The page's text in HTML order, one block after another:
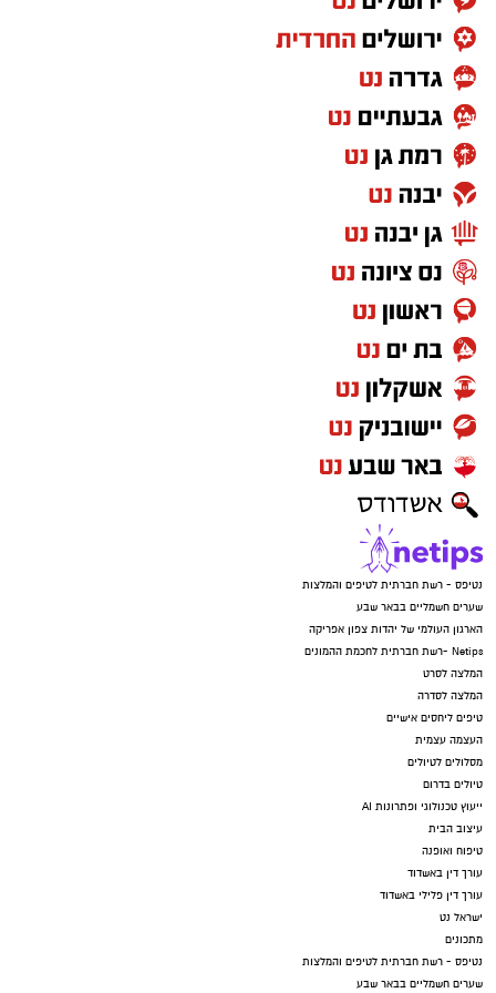
מעצרם של החשודים הוארך בבית המשפט.
נטיפס - רשת חברתית לטיפים והמלצות
שערים חשמליים בבאר שבע
הארגון העולמי של יהדות צפון אפריקה
Netips -רשת חברתית לחכמת ההמונים
המלצה לסרט
המלצה לסדרה
טיפים ליחסים אישיים
העצמה עצמית
מסלולים לטיולים
טיולים בדרום
ייעוץ טכנולוגי ופתרונות AI
עיצוב הבית
טיפוח ואופנה
עורך דין באשדוד
עורך דין פלילי באשדוד
ישראל נט
מתכונים
נטיפס - רשת חברתית לטיפים והמלצות
שערים חשמליים בבאר שבע